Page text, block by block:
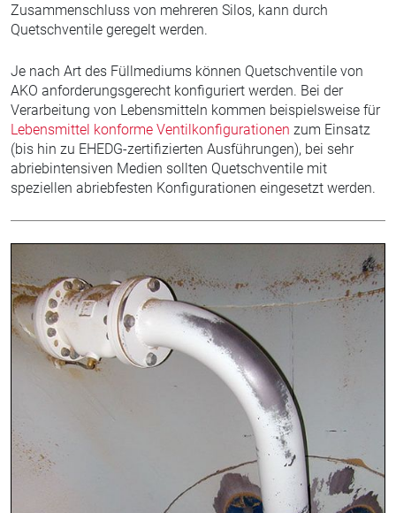
Zusammenschluss von mehreren Silos, kann durch
Quetschventile geregelt werden.
Je nach Art des Füllmediums können Quetschventile von
AKO anforderungsgerecht konfiguriert werden. Bei der
Verarbeitung von Lebensmitteln kommen beispielsweise für
Lebensmittel konforme Ventilkonfigurationen zum Einsatz
(bis hin zu EHEDG-zertifizierten Ausführungen), bei sehr
abriebintensiven Medien sollten Quetschventile mit
speziellen abriebfesten Konfigurationen eingesetzt werden.